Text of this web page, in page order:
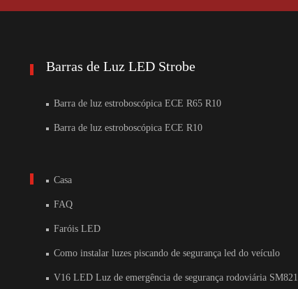
Barras de Luz LED Strobe
Barra de luz estroboscópica ECE R65 R10
Barra de luz estroboscópica ECE R10
Casa
FAQ
Faróis LED
Como instalar luzes piscando de segurança led do veículo
V16 LED Luz de emergência de segurança rodoviária SM821